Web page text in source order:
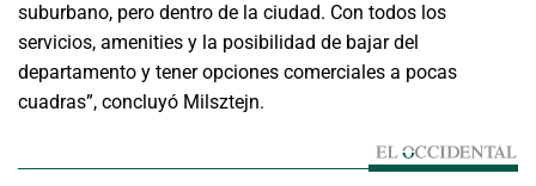
suburbano, pero dentro de la ciudad. Con todos los
servicios, amenities y la posibilidad de bajar del
departamento y tener opciones comerciales a pocas
cuadras”, concluyó Milsztejn.